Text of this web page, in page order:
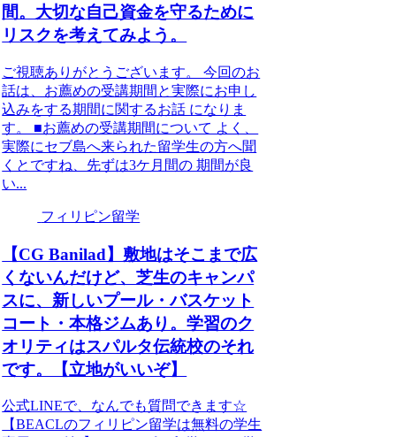
間。大切な自己資金を守るために
リスクを考えてみよう。
ご視聴ありがとうございます。 今回のお
話は、お薦めの受講期間と実際にお申し
込みをする期間に関するお話 になりま
す。 ■お薦めの受講期間について よく、
実際にセブ島へ来られた留学生の方へ聞
くとですね、先ずは3ケ月間の 期間が良
い...
フィリピン留学
【CG Banilad】敷地はそこまで広
くないんだけど、芝生のキャンパ
スに、新しいプール・バスケット
コート・本格ジムあり。学習のク
オリティはスパルタ伝統校のそれ
です。【立地がいいぞ】
公式LINEで、なんでも質問できます☆
【BEACLのフィリピン留学は無料の学生